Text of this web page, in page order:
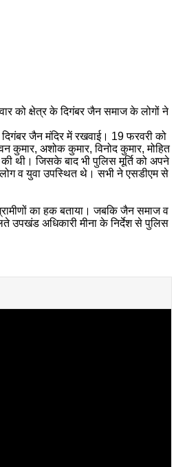
को क्षेत्र के दिगंबर जैन समाज के लोगों ने
दिगंबर जैन मंदिर में रखवाई। 19 फरवरी को
कुमार, अशोक कुमार, विनोद कुमार, मोहित
की थी। जिसके बाद भी पुलिस मूर्ति को अपने
व युवा उपस्थित थे। सभी ने एसडीएम से
का हक बताया। जबकि जैन समाज व
उपखंड अधिकारी मीना के निर्देश से पुलिस